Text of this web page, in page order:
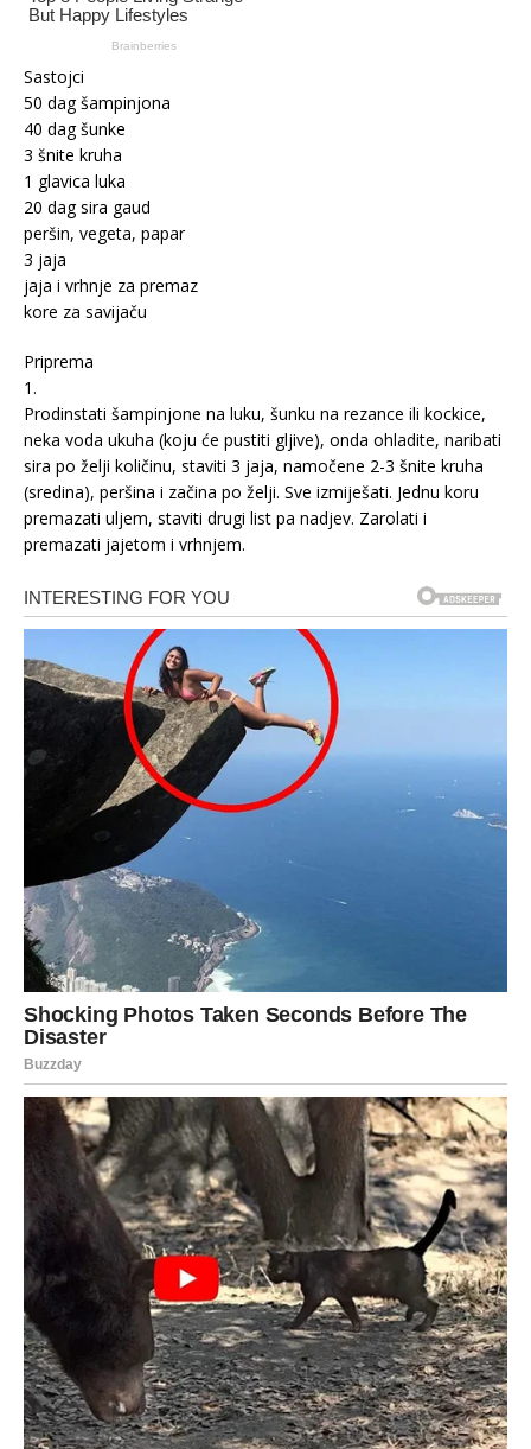
Sastojci
50 dag šampinjona
40 dag šunke
3 šnite kruha
1 glavica luka
20 dag sira gaud
peršin, vegeta, papar
3 jaja
jaja i vrhnje za premaz
kore za savijaču
Priprema
1.
Prodinstati šampinjone na luku, šunku na rezance ili kockice,
neka voda ukuha (koju će pustiti gljive), onda ohladite, naribati
sira po želji količinu, staviti 3 jaja, namočene 2-3 šnite kruha
(sredina), peršina i začina po želji. Sve izmiješati. Jednu koru
premazati uljem, staviti drugi list pa nadjev. Zarolati i
premazati jajetom i vrhnjem.